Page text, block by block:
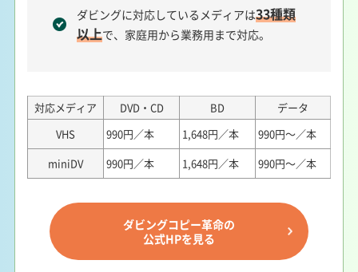
ダビングに対応しているメディアは33種類
以上で、家庭用から業務用まで対応。
対応メディア DVD・CD BD
データ
VHS
990円／本 1,648円／本
990円～／本
miniDV
990円／本 1,648円／本 990円～／本
ダビングコピー革命の
公式HPを見る